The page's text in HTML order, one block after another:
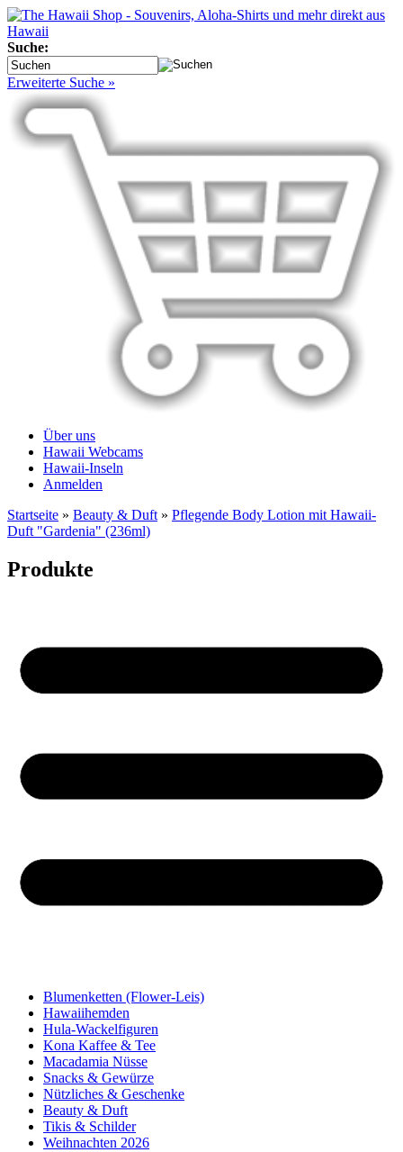
Suche:
Erweiterte Suche »
Über uns
Hawaii Webcams
Hawaii-Inseln
Anmelden
Startseite » Beauty & Duft » Pflegende Body Lotion mit Hawaii-
Duft "Gardenia" (236ml)
Produkte
Blumenketten (Flower-Leis)
Hawaiihemden
Hula-Wackelfiguren
Kona Kaffee & Tee
Macadamia Nüsse
Snacks & Gewürze
Nützliches & Geschenke
Beauty & Duft
Tikis & Schilder
Weihnachten 2026